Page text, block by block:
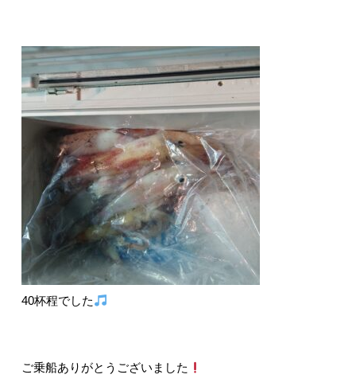
40杯程でした
ご乗船ありがとうございました